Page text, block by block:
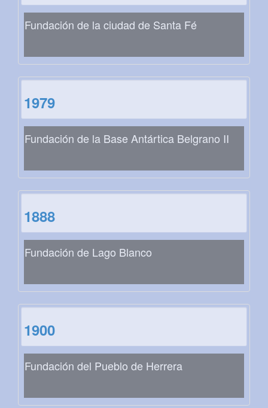
Fundación de la ciudad de Santa Fé
1979
Fundación de la Base Antártica Belgrano II
1888
Fundación de Lago Blanco
1900
Fundación del Pueblo de Herrera